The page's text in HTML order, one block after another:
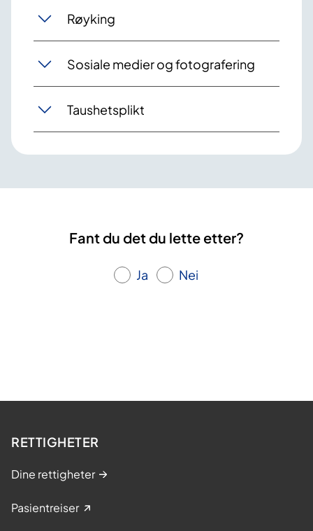
Røyking
Sosiale medier og fotografering
Taushetsplikt
Fant du det du lette etter?
Ja Nei
RETTIGHETER
Dine rettigheter
Pasientreiser